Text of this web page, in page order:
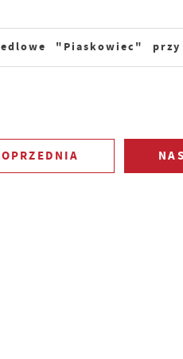
"Piaskowiec"